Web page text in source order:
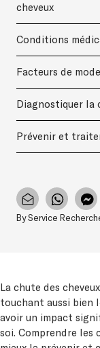
cheveux
Conditions
Facteurs de
Diagnostiquer la
Prévenir et
By Service
La chute des
touchant aussi bien
avoir un impact
soi. Comprendre les